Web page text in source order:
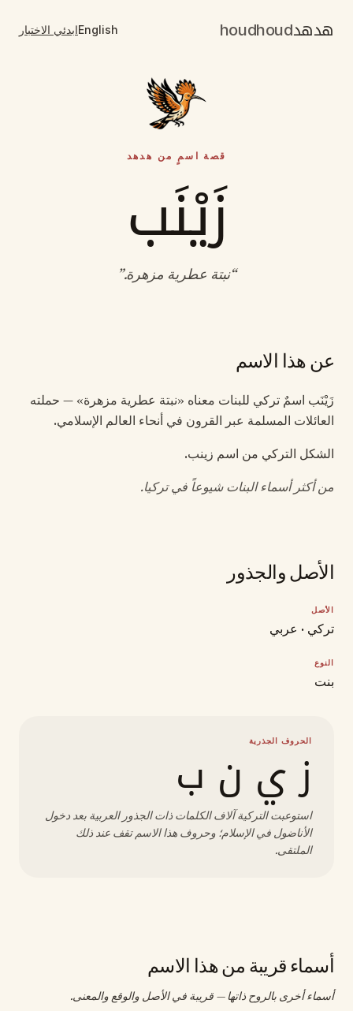
هدهدhoudhoud
Englishابدئي الاختبار
قصة اسمٍ من هدهد
زَيْنَب
“نبتة عطرية مزهرة.”
عن هذا الاسم
زَيْنَب اسمٌ تركي للبنات معناه «نبتة عطرية مزهرة» — حملته
العائلات المسلمة عبر القرون في أنحاء العالم الإسلامي.
الشكل التركي من اسم زينب.
من أكثر أسماء البنات شيوعاً في تركيا.
الأصل والجذور
الأصل
تركي · عربي
النوع
بنت
الحروف الجذرية
ز ي ن ب
استوعبت التركية آلاف الكلمات ذات الجذور العربية بعد دخول
الأناضول في الإسلام؛ وحروف هذا الاسم تقف عند ذلك
الملتقى.
أسماء قريبة من هذا الاسم
أسماء أخرى بالروح ذاتها — قريبة في الأصل والوقع والمعنى.